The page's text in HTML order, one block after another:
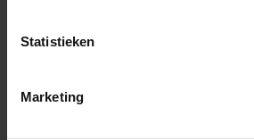
Statistieken
Marketing